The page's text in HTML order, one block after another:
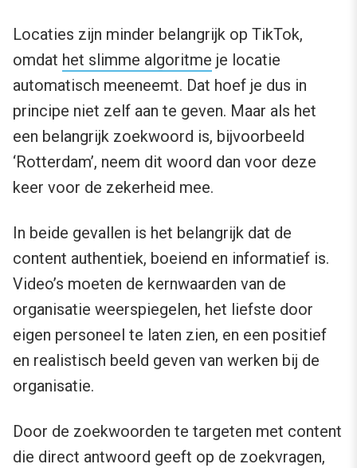
Locaties zijn minder belangrijk op TikTok,
omdat het slimme algoritme je locatie
automatisch meeneemt. Dat hoef je dus in
principe niet zelf aan te geven. Maar als het
een belangrijk zoekwoord is, bijvoorbeeld
‘Rotterdam’, neem dit woord dan voor deze
keer voor de zekerheid mee.
In beide gevallen is het belangrijk dat de
content authentiek, boeiend en informatief is.
Video’s moeten de kernwaarden van de
organisatie weerspiegelen, het liefste door
eigen personeel te laten zien, en een positief
en realistisch beeld geven van werken bij de
organisatie.
Door de zoekwoorden te targeten met content
die direct antwoord geeft op de zoekvragen,